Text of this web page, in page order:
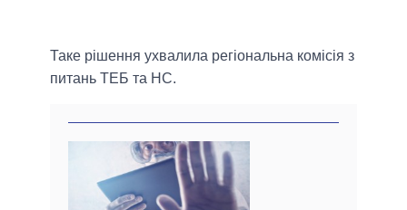
Таке рішення ухвалила регіональна комісія з
питань ТЕБ та НС.